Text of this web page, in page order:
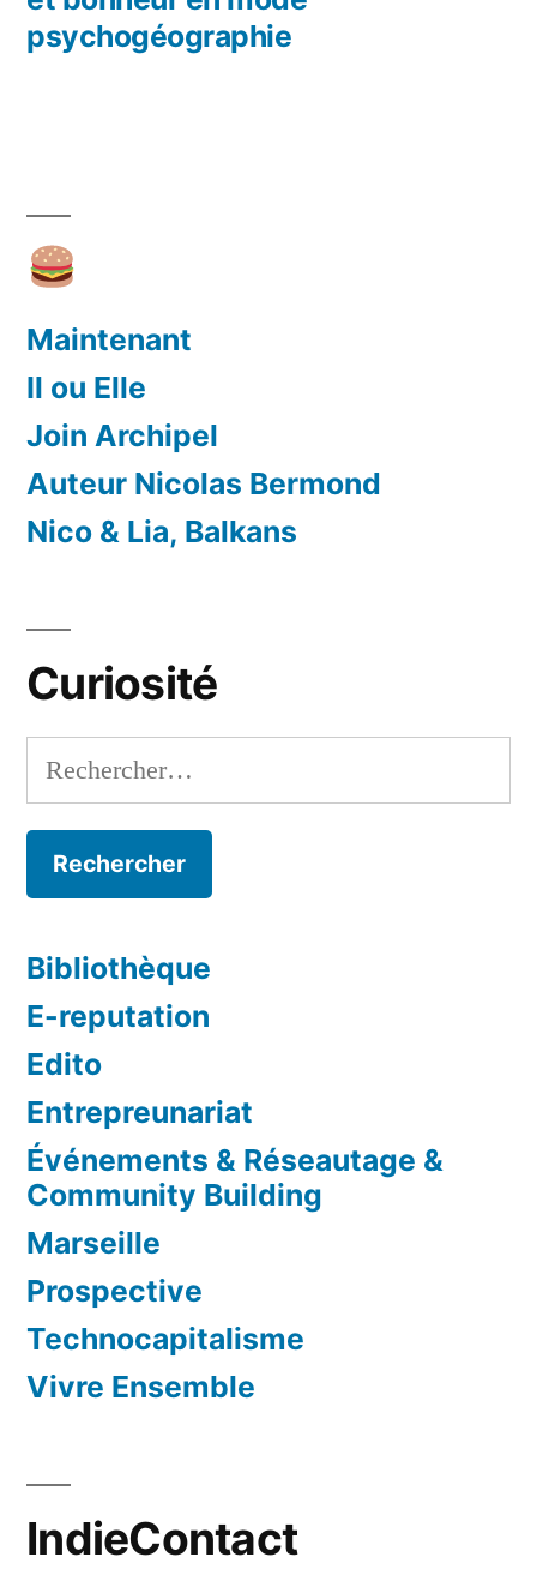
depsychogéographie
Maintenant
Il ou Elle
Join Archipel
Auteur Nicolas Bermond
Nico & Lia, Balkans
Curiosité
Rechercher :
Bibliothèque
E-reputation
Edito
Entrepreunariat
Événements & Réseautage &
Community Building
Marseille
Prospective
Technocapitalisme
Vivre Ensemble
IndieContact